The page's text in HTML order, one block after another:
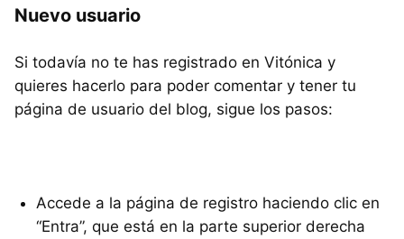
Nuevo usuario
Si todavía no te has registrado en Vitónica y
quieres hacerlo para poder comentar y tener tu
página de usuario del blog, sigue los pasos:
Accede a la página de registro haciendo clic en
“Entra”, que está en la parte superior derecha